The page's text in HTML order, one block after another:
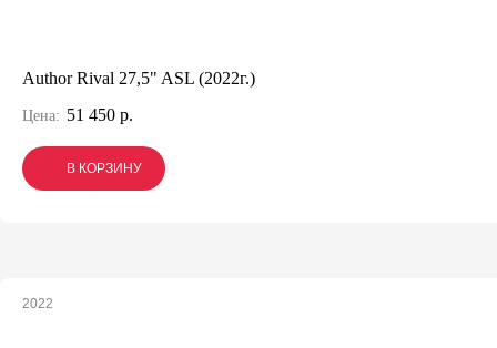
Author Rival 27,5" ASL (2022г.)
Цена: 51 450 р.
В КОРЗИНУ
В КОРЗИНУ
В КОРЗИНУ
2022